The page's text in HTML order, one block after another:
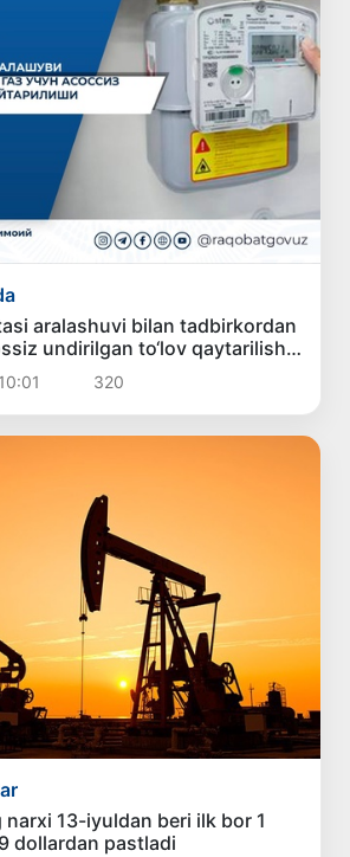
aralashuvi bilan tadbirkordan
undirilgan to‘lov qaytarilishi
320
13-iyuldan beri ilk bor 1
dollardan pastladi